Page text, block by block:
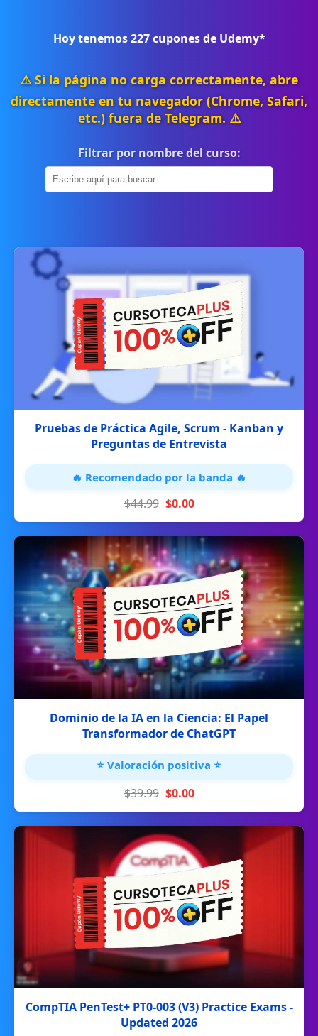
Hoy tenemos227cupones de Udemy*
⚠️ Si la página no carga correctamente, abre
directamente en tu navegador (Chrome, Safari,
etc.) fuera de Telegram. ⚠️
Filtrar por nombre del curso:
Pruebas de Práctica Agile, Scrum - Kanban y
Preguntas de Entrevista
🔥 Recomendado por la banda 🔥
$44.99 $0.00
Dominio de la IA en la Ciencia: El Papel
Transformador de ChatGPT
⭐ Valoración positiva ⭐
$39.99 $0.00
CompTIA PenTest+ PT0-003 (V3) Practice Exams -
Updated 2026